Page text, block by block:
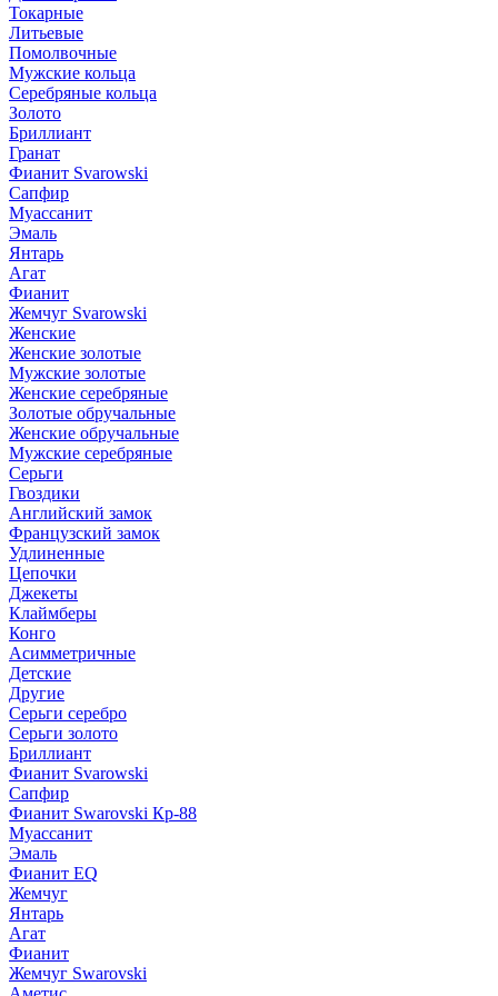
Токарные
Литьевые
Помолвочные
Мужские кольца
Серебряные кольца
Золото
Бриллиант
Гранат
Фианит Svarowski
Сапфир
Муассанит
Эмаль
Янтарь
Агат
Фианит
Жемчуг Svarowski
Женские
Женские золотые
Мужские золотые
Женские серебряные
Золотые обручальные
Женские обручальные
Мужские серебряные
Серьги
Гвоздики
Английский замок
Французский замок
Удлиненные
Цепочки
Джекеты
Клаймберы
Конго
Асимметричные
Детские
Другие
Серьги серебро
Серьги золото
Бриллиант
Фианит Svarowski
Сапфир
Фианит Swarovski Кр-88
Муассанит
Эмаль
Фианит EQ
Жемчуг
Янтарь
Агат
Фианит
Жемчуг Swarovski